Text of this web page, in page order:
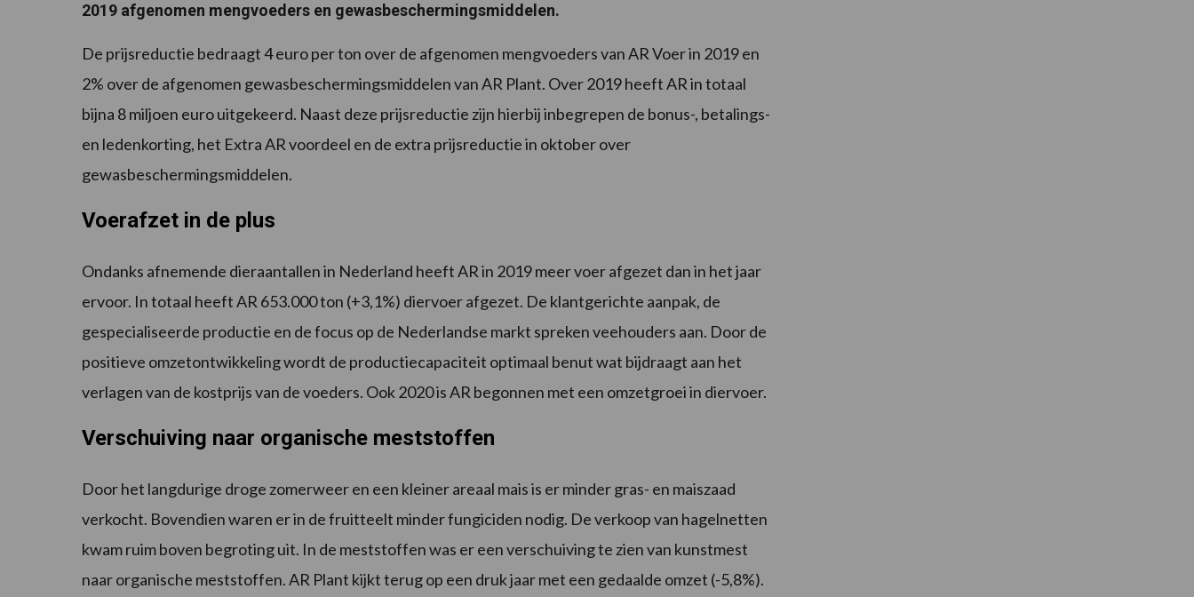
2019 afgenomen mengvoeders en gewasbeschermingsmiddelen.
De prijsreductie bedraagt 4 euro per ton over de afgenomen mengvoeders van AR Voer in 2019 en
2% over de afgenomen gewasbeschermingsmiddelen van AR Plant. Over 2019 heeft AR in totaal
bijna 8 miljoen euro uitgekeerd. Naast deze prijsreductie zijn hierbij inbegrepen de bonus-, betalings-
en ledenkorting, het Extra AR voordeel en de extra prijsreductie in oktober over
gewasbeschermingsmiddelen.
Voerafzet in de plus
Ondanks afnemende dieraantallen in Nederland heeft AR in 2019 meer voer afgezet dan in het jaar
ervoor. In totaal heeft AR 653.000 ton (+3,1%) diervoer afgezet. De klantgerichte aanpak, de
gespecialiseerde productie en de focus op de Nederlandse markt spreken veehouders aan. Door de
positieve omzetontwikkeling wordt de productiecapaciteit optimaal benut wat bijdraagt aan het
verlagen van de kostprijs van de voeders. Ook 2020 is AR begonnen met een omzetgroei in diervoer.
Verschuiving naar organische meststoffen
Door het langdurige droge zomerweer en een kleiner areaal mais is er minder gras- en maiszaad
verkocht. Bovendien waren er in de fruitteelt minder fungiciden nodig. De verkoop van hagelnetten
kwam ruim boven begroting uit. In de meststoffen was er een verschuiving te zien van kunstmest
naar organische meststoffen. AR Plant kijkt terug op een druk jaar met een gedaalde omzet (-5,8%).